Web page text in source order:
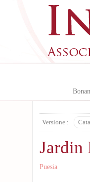
Versione :
Jardin
Puesia